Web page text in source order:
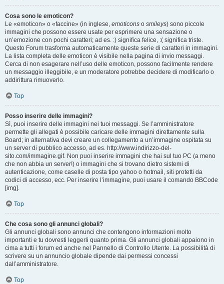
Cosa sono le emoticon?
Le «emoticon» o «faccine» (in inglese, emoticons o smileys) sono piccole
immagini che possono essere usate per esprimere una sensazione o
un’emozione con pochi caratteri; ad es. :) significa felice, :( significa triste.
Questo Forum trasforma automaticamente queste serie di caratteri in immagini.
La lista completa delle emoticon è visibile nella pagina di invio messaggi.
Cerca di non esagerare nell’uso delle emoticon, possono facilmente rendere
un messaggio illeggibile, e un moderatore potrebbe decidere di modificarlo o
addirittura rimuoverlo.
Top
Posso inserire delle immagini?
Sì, puoi inserire delle immagini nei tuoi messaggi. Se l’amministratore
permette gli allegati è possibile caricare delle immagini direttamente sulla
Board; in alternativa devi creare un collegamento a un’immagine ospitata su
un server di pubblico accesso, ad es. http://www.indirizzo-del-
sito.com/immagine.gif. Non puoi inserire immagini che hai sul tuo PC (a meno
che non abbia un server!) o immagini che si trovano dietro sistemi di
autenticazione, come caselle di posta tipo yahoo o hotmail, siti protetti da
codici di accesso, ecc. Per inserire l’immagine, puoi usare il comando BBCode
[img].
Top
Che cosa sono gli annunci globali?
Gli annunci globali sono annunci che contengono informazioni molto
importanti e tu dovresti leggerli quanto prima. Gli annunci globali appaiono in
cima a tutti i forum ed anche nel Pannello di Controllo Utente. La possibilità di
scrivere su un annuncio globale dipende dai permessi concessi
dall’amministratore.
Top